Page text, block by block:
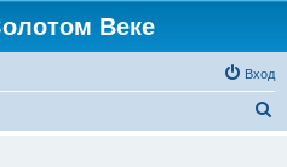
Веке
Вход